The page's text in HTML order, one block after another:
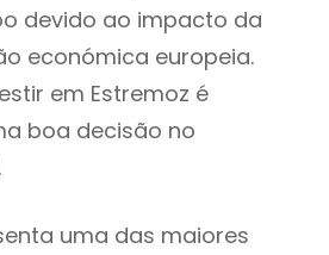
devido ao impacto da
económica europeia.
em Estremoz é
boa decisão no
uma das maiores